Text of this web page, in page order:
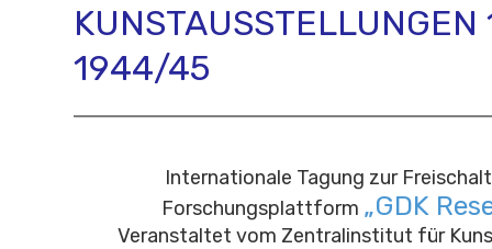
UNSTAUSSTELLUNGEN
944/45
Internationale Tagung zur
Forschungsplattform „GDK
Veranstaltet vom Zentralinstitut für